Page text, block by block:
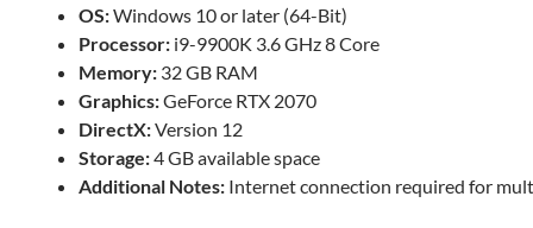
OS:Windows 10 or later (64-Bit)
Processor: i9-9900K 3.6 GHz 8 Core
Memory: 32 GB RAM
Graphics:GeForce RTX 2070
DirectX:Version 12
Storage:4 GB available space
Additional Notes: Internet connection required for